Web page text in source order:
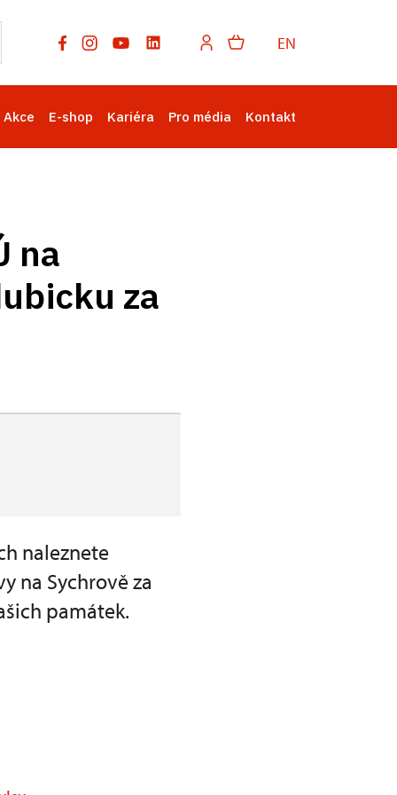
EN
Akce E-shop Kariéra Pro média Kontakt
na
za
naleznete
na Sychrově za
památek.